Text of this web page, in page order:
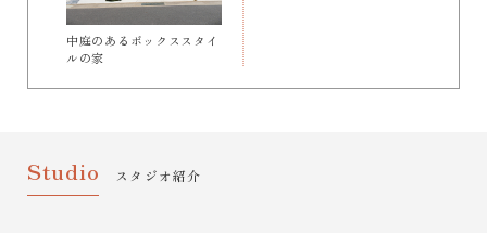
中庭のあるボックススタイ
ルの家
Studio スタジオ紹介